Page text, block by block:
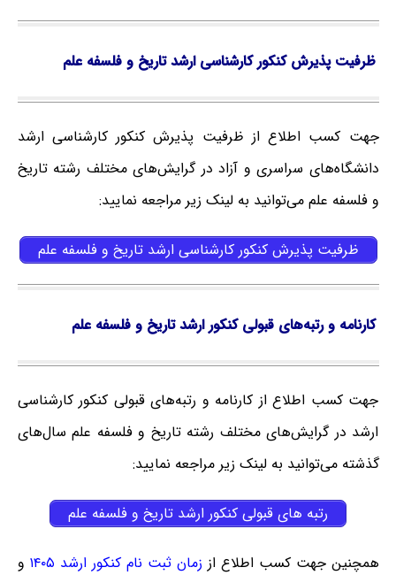
ظرفیت پذیرش کنکور کارشناسی ارشد تاریخ و فلسفه علم
جهت کسب اطلاع از ظرفیت پذیرش کنکور کارشناسی ارشد
دانشگاه‌های سراسری و آزاد در گرایش‌های مختلف رشته تاریخ
و فلسفه علم می‌توانید به لینک زیر مراجعه نمایید:
ظرفیت پذیرش کنکور کارشناسی ارشد تاریخ و فلسفه علم
کارنامه و رتبه‌های قبولی کنکور ارشد تاریخ و فلسفه علم
جهت کسب اطلاع از کارنامه و رتبه‌های قبولی کنکور کارشناسی
ارشد در گرایش‌های مختلف رشته تاریخ و فلسفه علم سال‌های
گذشته می‌توانید به لینک زیر مراجعه نمایید:
رتبه های قبولی کنکور ارشد تاریخ و فلسفه علم
همچنین جهت کسب اطلاع از زمان ثبت نام کنکور ارشد ۱۴۰۵
و